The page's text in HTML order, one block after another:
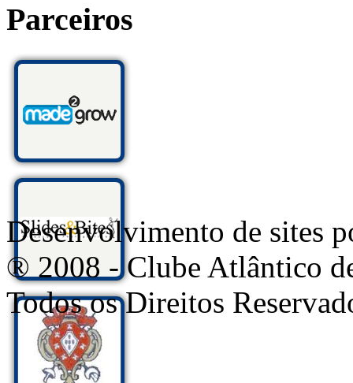
Parceiros
Desenvolvimento de sites
® 2008 - Clube Atlântico
Todos os Direitos